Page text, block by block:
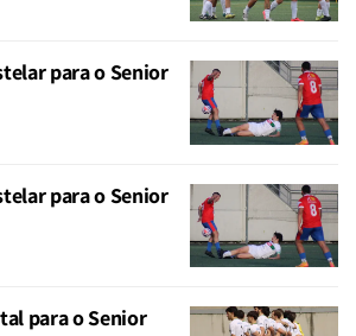
para o Senior
para o Senior
para o Senior